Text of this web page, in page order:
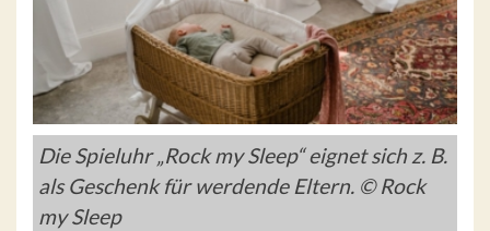
Die Spieluhr „Rock my Sleep“ eignet sich z. B.
als Geschenk für werdende Eltern. © Rock
my Sleep